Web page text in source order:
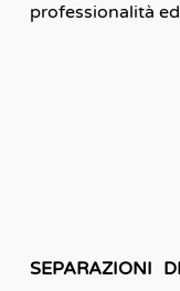
professionalità
SEPARAZIONI